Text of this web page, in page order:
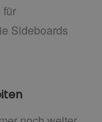
für
Sideboards